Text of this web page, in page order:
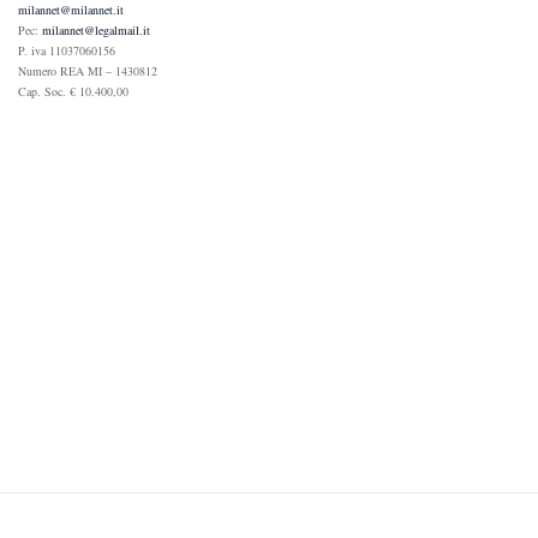
milannet@milannet.it
Pec: milannet@legalmail.it
P. iva 11037060156
Numero REA MI – 1430812
Cap. Soc. € 10.400,00